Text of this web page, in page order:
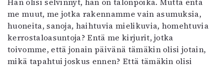
me muut, me jotka rakennamme vain asumuksia,
huoneita, sanoja, haihtuvia mielikuvia, homehtuvia
kerrostaloasuntoja? Entä me kirjurit, jotka
toivomme, että jonain päivänä tämäkin olisi jotain,
mikä tapahtui joskus ennen? Että tämäkin olisi